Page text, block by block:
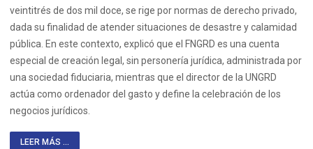
veintitrés de dos mil doce, se rige por normas de derecho privado,
dada su finalidad de atender situaciones de desastre y calamidad
pública. En este contexto, explicó que el FNGRD es una cuenta
especial de creación legal, sin personería jurídica, administrada por
una sociedad fiduciaria, mientras que el director de la UNGRD
actúa como ordenador del gasto y define la celebración de los
negocios jurídicos.
LEER MÁS ...